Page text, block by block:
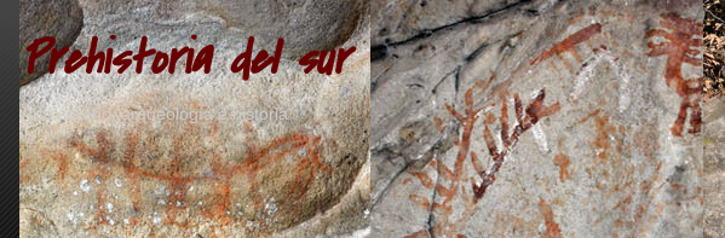
Prehistoria del sur
Arte sureño, arqueología e historia